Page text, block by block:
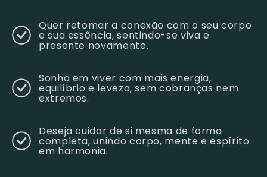
Quer retomar a conexão com o seu corpo
e sua essência, sentindo-se viva e
presente novamente.
Sonha em viver com mais energia,
equilíbrio e leveza, sem cobranças nem
extremos.
Deseja cuidar de si mesma de forma
completa, unindo corpo, mente e espírito
em harmonia.